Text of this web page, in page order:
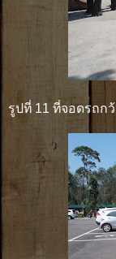
รูปที่ 11 ที่จอดรถก